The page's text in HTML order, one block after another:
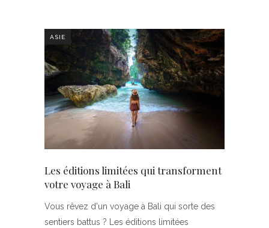
ASIE
Les éditions limitées qui transforment
votre voyage à Bali
Vous rêvez d'un voyage à Bali qui sorte des
sentiers battus ? Les éditions limitées